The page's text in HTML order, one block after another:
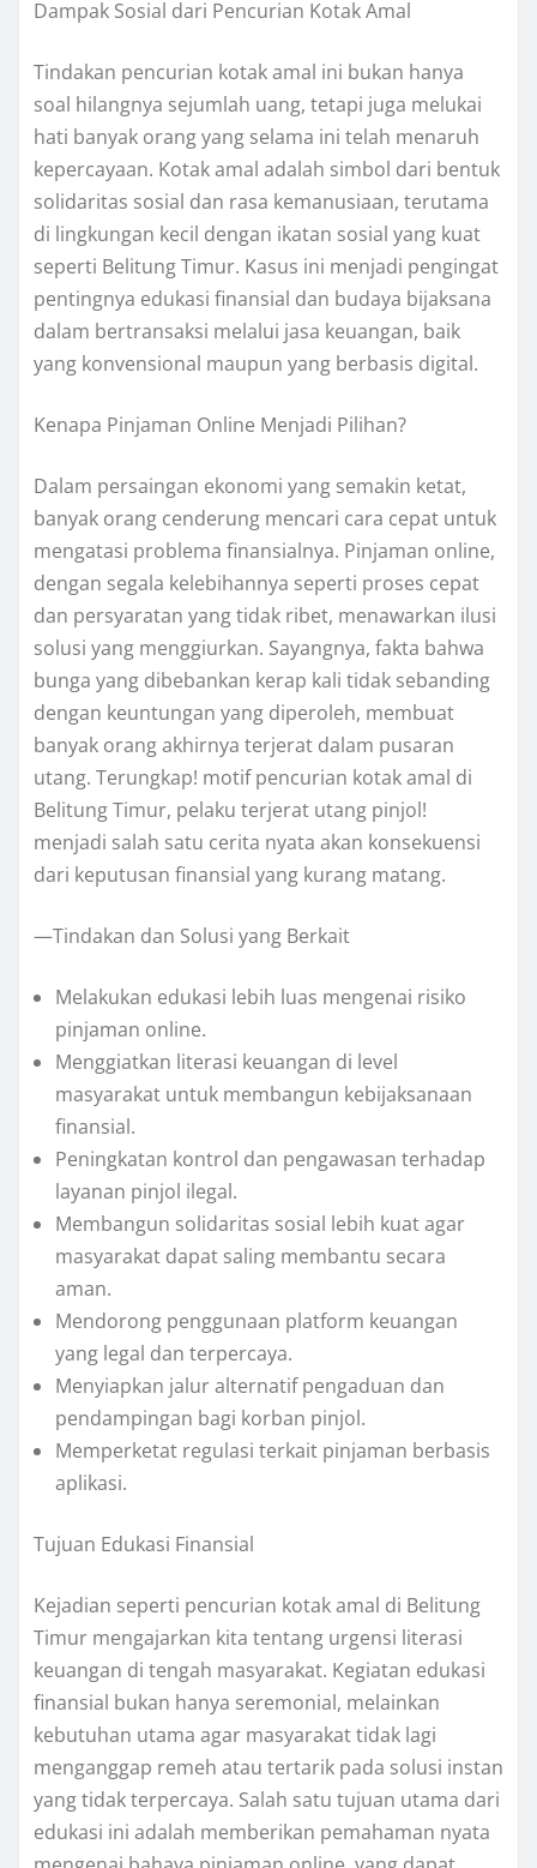
Dampak Sosial dari Pencurian Kotak Amal
Tindakan pencurian kotak amal ini bukan hanya
soal hilangnya sejumlah uang, tetapi juga melukai
hati banyak orang yang selama ini telah menaruh
kepercayaan. Kotak amal adalah simbol dari bentuk
solidaritas sosial dan rasa kemanusiaan, terutama
di lingkungan kecil dengan ikatan sosial yang kuat
seperti Belitung Timur. Kasus ini menjadi pengingat
pentingnya edukasi finansial dan budaya bijaksana
dalam bertransaksi melalui jasa keuangan, baik
yang konvensional maupun yang berbasis digital.
Kenapa Pinjaman Online Menjadi Pilihan?
Dalam persaingan ekonomi yang semakin ketat,
banyak orang cenderung mencari cara cepat untuk
mengatasi problema finansialnya. Pinjaman online,
dengan segala kelebihannya seperti proses cepat
dan persyaratan yang tidak ribet, menawarkan ilusi
solusi yang menggiurkan. Sayangnya, fakta bahwa
bunga yang dibebankan kerap kali tidak sebanding
dengan keuntungan yang diperoleh, membuat
banyak orang akhirnya terjerat dalam pusaran
utang. Terungkap! motif pencurian kotak amal di
Belitung Timur, pelaku terjerat utang pinjol!
menjadi salah satu cerita nyata akan konsekuensi
dari keputusan finansial yang kurang matang.
—Tindakan dan Solusi yang Berkait
Melakukan edukasi lebih luas mengenai risiko
pinjaman online.
Menggiatkan literasi keuangan di level
masyarakat untuk membangun kebijaksanaan
finansial.
Peningkatan kontrol dan pengawasan terhadap
layanan pinjol ilegal.
Membangun solidaritas sosial lebih kuat agar
masyarakat dapat saling membantu secara
aman.
Mendorong penggunaan platform keuangan
yang legal dan terpercaya.
Menyiapkan jalur alternatif pengaduan dan
pendampingan bagi korban pinjol.
Memperketat regulasi terkait pinjaman berbasis
aplikasi.
Tujuan Edukasi Finansial
Kejadian seperti pencurian kotak amal di Belitung
Timur mengajarkan kita tentang urgensi literasi
keuangan di tengah masyarakat. Kegiatan edukasi
finansial bukan hanya seremonial, melainkan
kebutuhan utama agar masyarakat tidak lagi
menganggap remeh atau tertarik pada solusi instan
yang tidak terpercaya. Salah satu tujuan utama dari
edukasi ini adalah memberikan pemahaman nyata